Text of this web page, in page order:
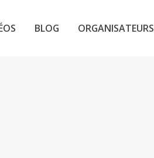
BLOG ORGANISATEURS